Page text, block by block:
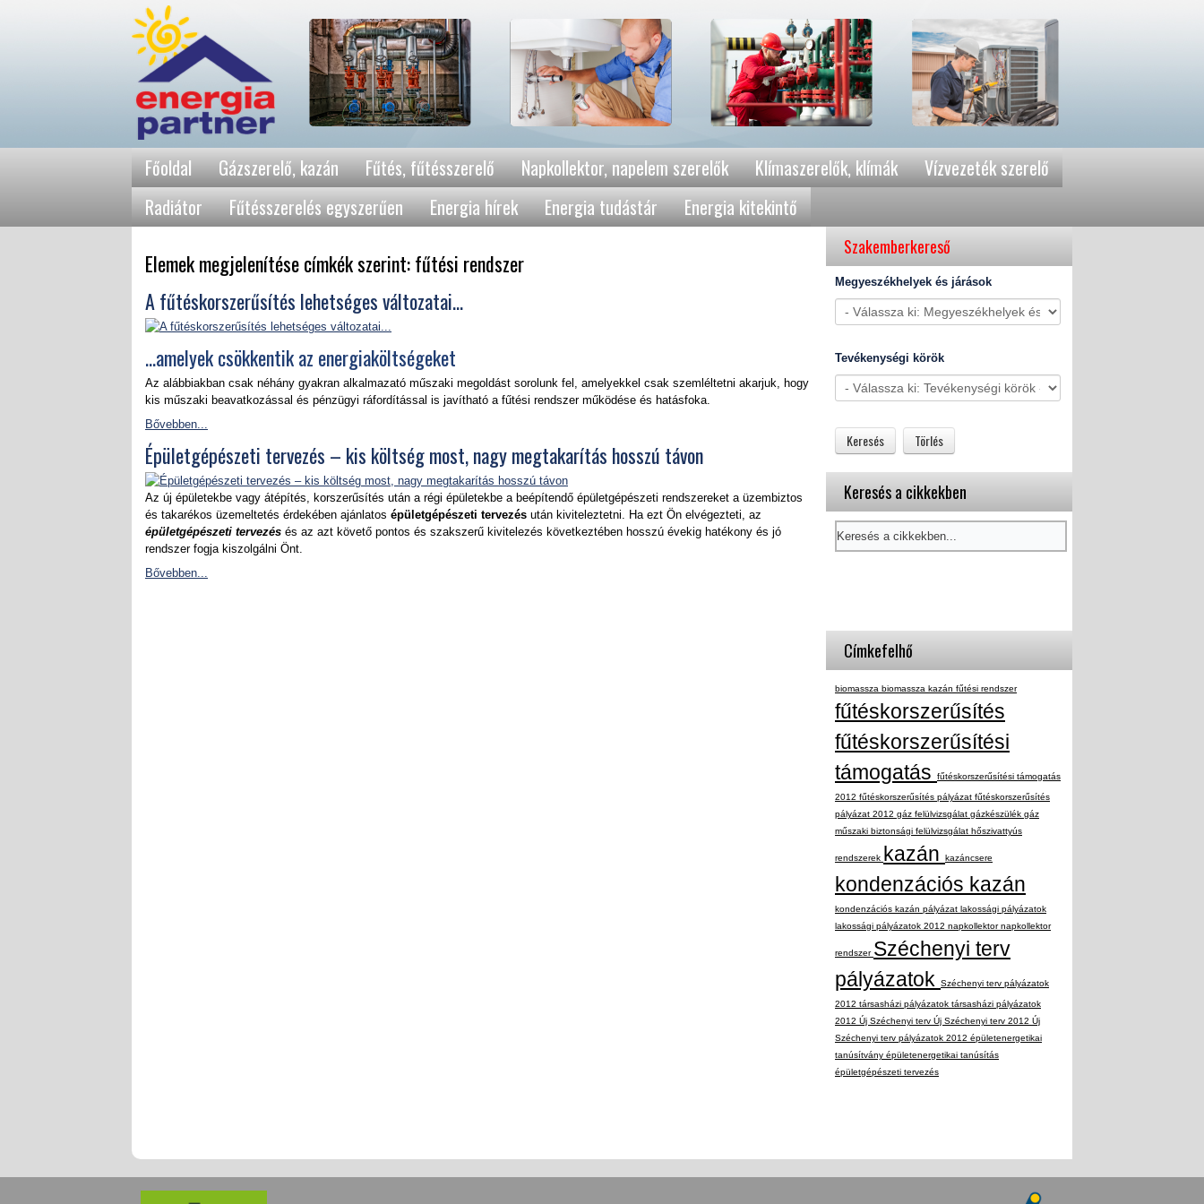
Főoldal Gázszerelő, kazán Fűtés, fűtésszerelő Napkollektor, napelem szerelők Klímaszerelők, klímák
Vízvezeték szerelő
Radiátor
Fűtésszerelés egyszerűen Energia hírek Energia tudástár Energia kitekintő
Elemek megjelenítése címkék szerint: fűtési rendszer
A fűtéskorszerűsítés lehetséges változatai...
...amelyek csökkentik az energiaköltségeket
Az alábbiakban csak néhány gyakran alkalmazató műszaki megoldást sorolunk fel, amelyekkel csak szemléltetni akarjuk, hogy
kis műszaki beavatkozással és pénzügyi ráfordítással is javítható a fűtési rendszer működése és hatásfoka.
Bővebben...
Épületgépészeti tervezés – kis költség most, nagy megtakarítás hosszú távon
Az új épületekbe vagy átépítés, korszerűsítés után a régi épületekbe a beépítendő épületgépészeti rendszereket a üzembiztos
és takarékos üzemeltetés érdekében ajánlatos épületgépészeti tervezés után kiviteleztetni. Ha ezt Ön elvégezteti, az
épületgépészeti tervezés és az azt követő pontos és szakszerű kivitelezés következtében hosszú évekig hatékony és jó
rendszer fogja kiszolgálni Önt.
Bővebben...
Szakemberkereső
Megyeszékhelyek és járások
Tevékenységi körök
Keresés a cikkekben
Címkefelhő
biomassza biomassza kazán fűtési rendszer
fűtéskorszerűsítés
fűtéskorszerűsítési
támogatás
fűtéskorszerűsítési támogatás
2012 fűtéskorszerűsítés pályázat fűtéskorszerűsítés
pályázat 2012 gáz felülvizsgálat gázkészülék gáz
műszaki biztonsági felülvizsgálat hőszivattyús
rendszerek kazán kazáncsere
kondenzációs kazán
kondenzációs kazán pályázat lakossági pályázatok
lakossági pályázatok 2012 napkollektornapkollektor
rendszer Széchenyi terv
pályázatok
Széchenyi terv pályázatok
2012 társasházi pályázatok társasházi pályázatok
2012 Új Széchenyi terv Új Széchenyi terv 2012 Új
Széchenyi terv pályázatok 2012 épületenergetikai
tanúsítvány épületenergetikai tanúsítás
épületgépészeti tervezés